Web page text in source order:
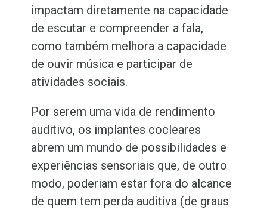
impactam diretamente na capacidade
de escutar e compreender a fala,
como também melhora a capacidade
de ouvir música e participar de
atividades sociais.
Por serem uma vida de rendimento
auditivo, os implantes cocleares
abrem um mundo de possibilidades e
experiências sensoriais que, de outro
modo, poderiam estar fora do alcance
de quem tem perda auditiva (de graus